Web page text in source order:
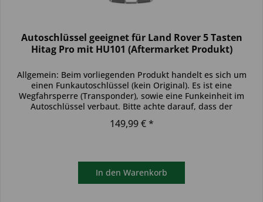
Autoschlüssel geeignet für Land Rover 5 Tasten
Hitag Pro mit HU101 (Aftermarket Produkt)
Allgemein: Beim vorliegenden Produkt handelt es sich um
einen Funkautoschlüssel (kein Original). Es ist eine
Wegfahrsperre (Transponder), sowie eine Funkeinheit im
Autoschlüssel verbaut. Bitte achte darauf, dass der
149,99 € *
In den Warenkorb